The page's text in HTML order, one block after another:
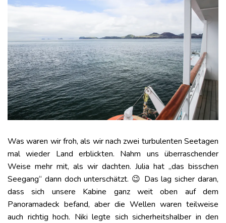
Was waren wir froh, als wir nach zwei turbulenten Seetagen
mal wieder Land erblickten. Nahm uns überraschender
Weise mehr mit, als wir dachten. Julia hat „das bisschen
Seegang“ dann doch unterschätzt. 😉 Das lag sicher daran,
dass sich unsere Kabine ganz weit oben auf dem
Panoramadeck befand, aber die Wellen waren teilweise
auch richtig hoch. Niki legte sich sicherheitshalber in den